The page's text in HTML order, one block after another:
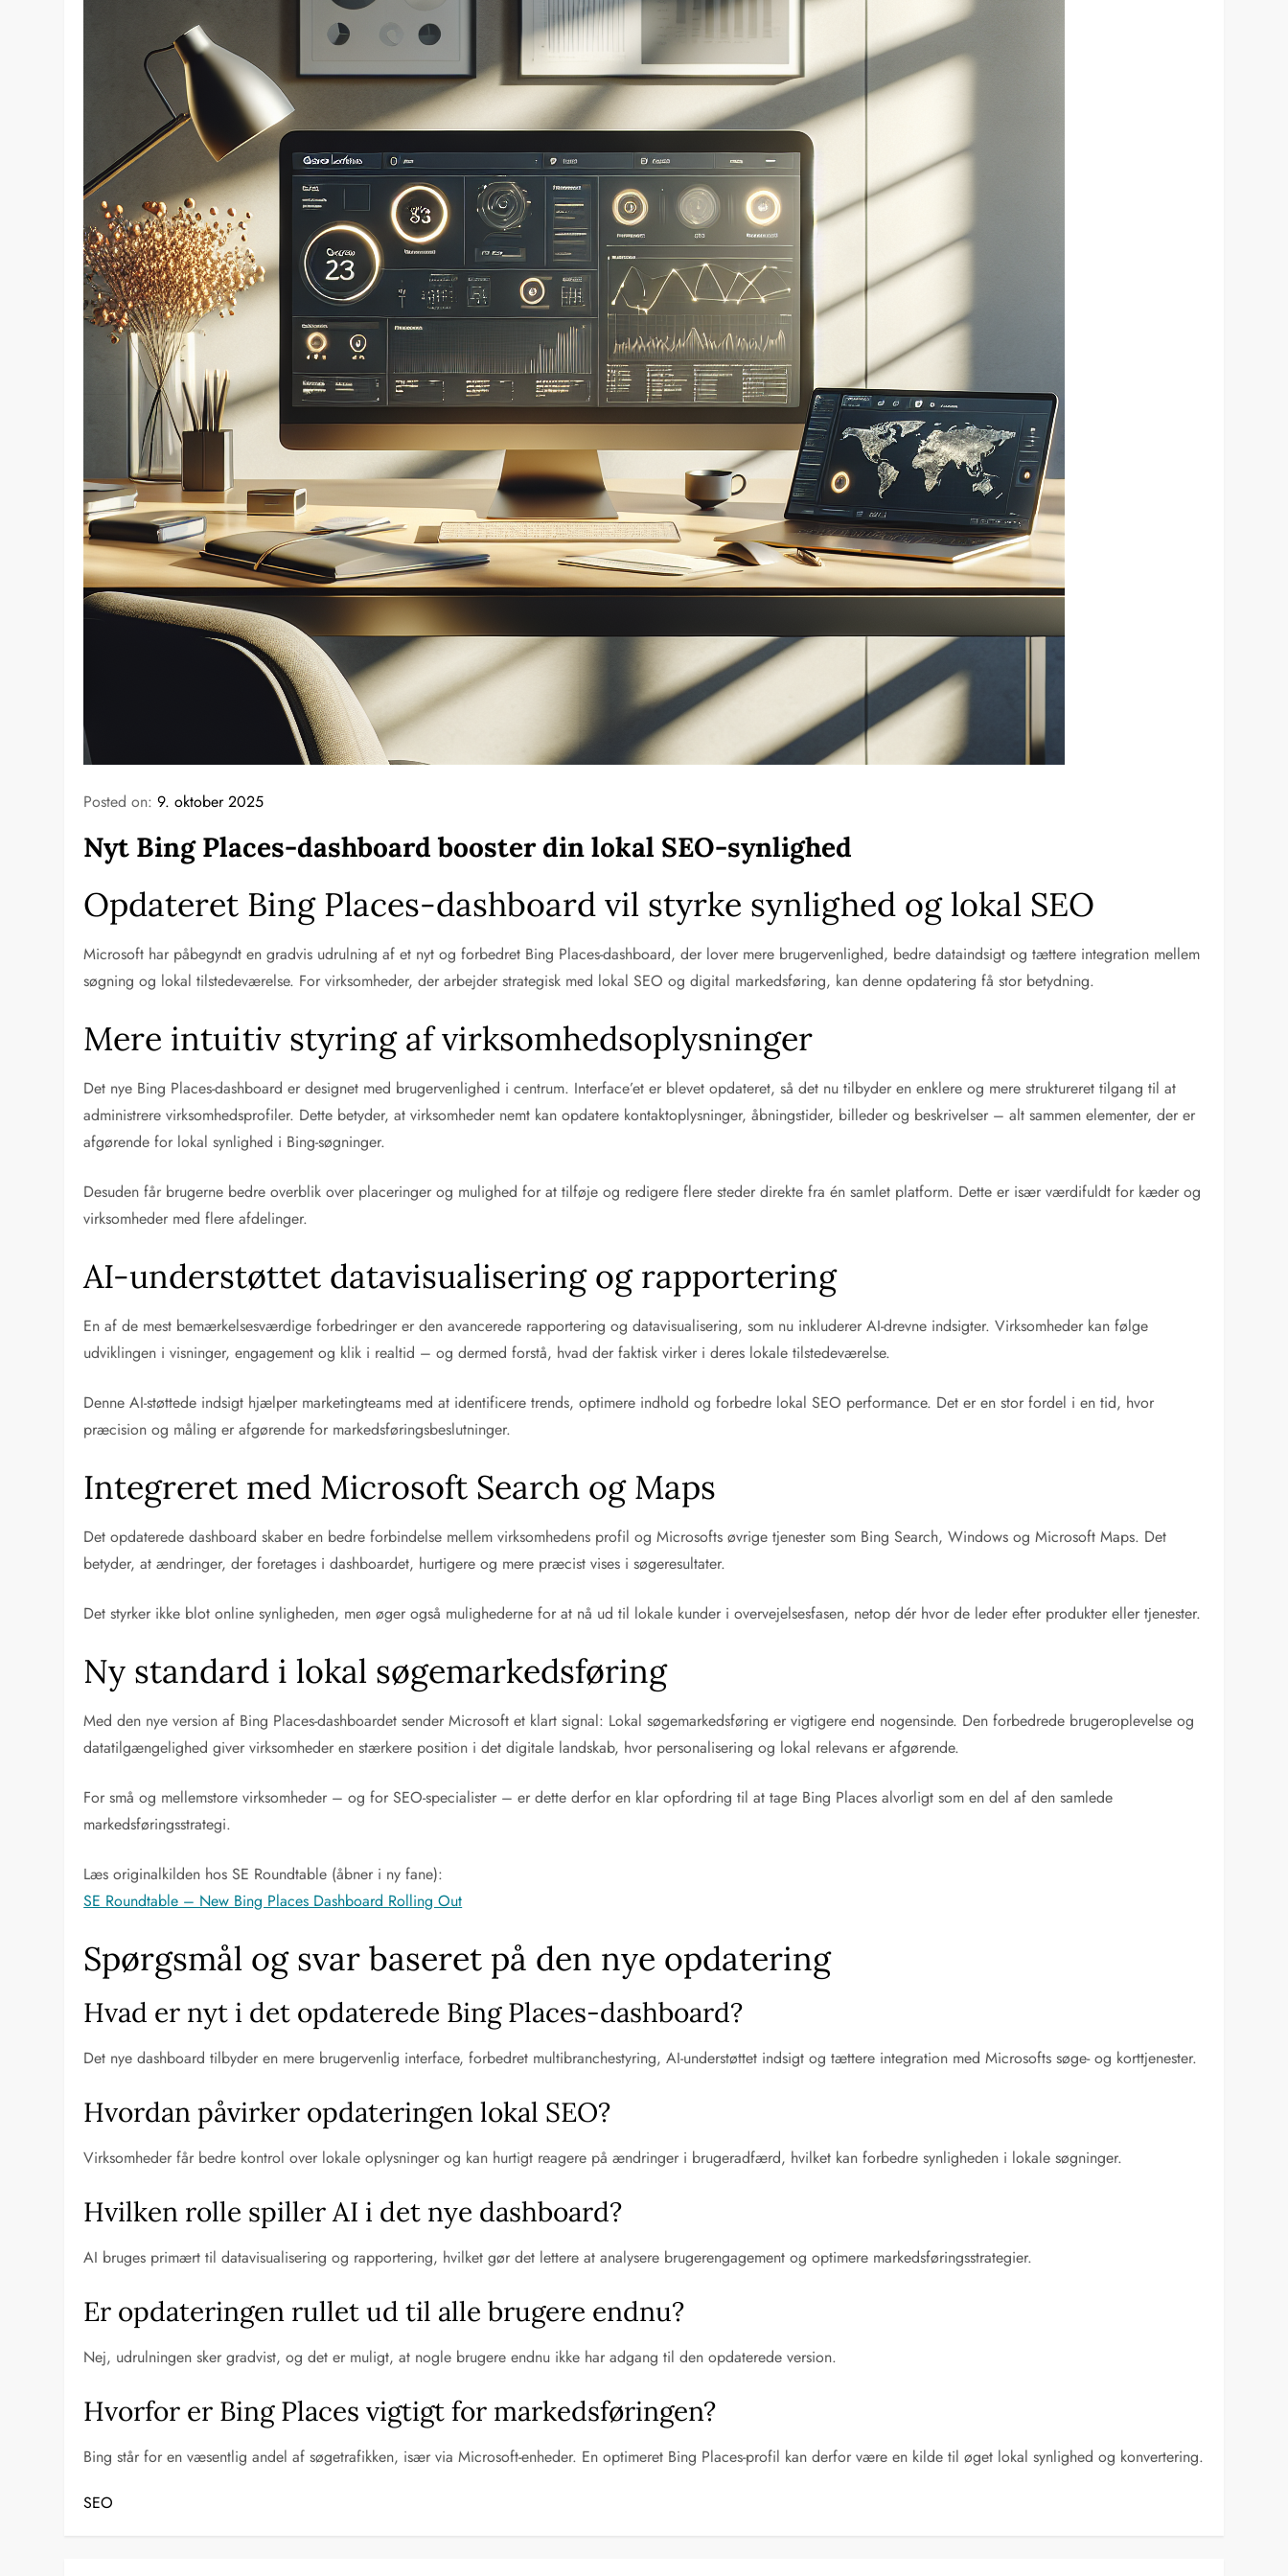
Posted on:9. oktober 2025
Nyt Bing Places-dashboard booster din lokal SEO-synlighed
Opdateret Bing Places-dashboard vil styrke synlighed og lokal SEO
Microsoft har påbegyndt en gradvis udrulning af et nyt og forbedret Bing Places-dashboard, der lover mere brugervenlighed, bedre dataindsigt og tættere integration mellem
søgning og lokal tilstedeværelse. For virksomheder, der arbejder strategisk med lokal SEO og digital markedsføring, kan denne opdatering få stor betydning.
Mere intuitiv styring af virksomhedsoplysninger
Det nye Bing Places-dashboard er designet med brugervenlighed i centrum. Interface’et er blevet opdateret, så det nu tilbyder en enklere og mere struktureret tilgang til at
administrere virksomhedsprofiler. Dette betyder, at virksomheder nemt kan opdatere kontaktoplysninger, åbningstider, billeder og beskrivelser – alt sammen elementer, der er
afgørende for lokal synlighed i Bing-søgninger.
Desuden får brugerne bedre overblik over placeringer og mulighed for at tilføje og redigere flere steder direkte fra én samlet platform. Dette er især værdifuldt for kæder og
virksomheder med flere afdelinger.
AI-understøttet datavisualisering og rapportering
En af de mest bemærkelsesværdige forbedringer er den avancerede rapportering og datavisualisering, som nu inkluderer AI-drevne indsigter. Virksomheder kan følge
udviklingen i visninger, engagement og klik i realtid – og dermed forstå, hvad der faktisk virker i deres lokale tilstedeværelse.
Denne AI-støttede indsigt hjælper marketingteams med at identificere trends, optimere indhold og forbedre lokal SEO performance. Det er en stor fordel i en tid, hvor
præcision og måling er afgørende for markedsføringsbeslutninger.
Integreret med Microsoft Search og Maps
Det opdaterede dashboard skaber en bedre forbindelse mellem virksomhedens profil og Microsofts øvrige tjenester som Bing Search, Windows og Microsoft Maps. Det
betyder, at ændringer, der foretages i dashboardet, hurtigere og mere præcist vises i søgeresultater.
Det styrker ikke blot online synligheden, men øger også mulighederne for at nå ud til lokale kunder i overvejelsesfasen, netop dér hvor de leder efter produkter eller tjenester.
Ny standard i lokal søgemarkedsføring
Med den nye version af Bing Places-dashboardet sender Microsoft et klart signal: Lokal søgemarkedsføring er vigtigere end nogensinde. Den forbedrede brugeroplevelse og
datatilgængelighed giver virksomheder en stærkere position i det digitale landskab, hvor personalisering og lokal relevans er afgørende.
For små og mellemstore virksomheder – og for SEO-specialister – er dette derfor en klar opfordring til at tage Bing Places alvorligt som en del af den samlede
markedsføringsstrategi.
Læs originalkilden hos SE Roundtable (åbner i ny fane):
SE Roundtable – New Bing Places Dashboard Rolling Out
Spørgsmål og svar baseret på den nye opdatering
Hvad er nyt i det opdaterede Bing Places-dashboard?
Det nye dashboard tilbyder en mere brugervenlig interface, forbedret multibranchestyring, AI-understøttet indsigt og tættere integration med Microsofts søge- og korttjenester.
Hvordan påvirker opdateringen lokal SEO?
Virksomheder får bedre kontrol over lokale oplysninger og kan hurtigt reagere på ændringer i brugeradfærd, hvilket kan forbedre synligheden i lokale søgninger.
Hvilken rolle spiller AI i det nye dashboard?
AI bruges primært til datavisualisering og rapportering, hvilket gør det lettere at analysere brugerengagement og optimere markedsføringsstrategier.
Er opdateringen rullet ud til alle brugere endnu?
Nej, udrulningen sker gradvist, og det er muligt, at nogle brugere endnu ikke har adgang til den opdaterede version.
Hvorfor er Bing Places vigtigt for markedsføringen?
Bing står for en væsentlig andel af søgetrafikken, især via Microsoft-enheder. En optimeret Bing Places-profil kan derfor være en kilde til øget lokal synlighed og konvertering.
SEO